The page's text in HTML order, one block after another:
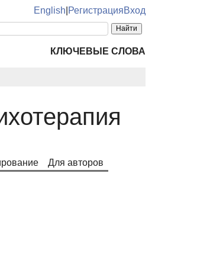
English РегистрацияВход
КЛЮЧЕВЫЕ СЛОВА
Для авторов